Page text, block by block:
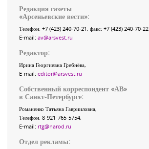
Редакция газеты
«Арсеньевские вести»:
Телефон: +7 (423) 240-70-21, факс: +7 (423) 240-70-22
E-mail: av@arsvest.ru
Редактор:
Ирина Георгиевна Гребнёва,
E-mail: editor@arsvest.ru
Собственный корреспондент «АВ»
в Санкт-Петербурге:
Романенко Татьяна Гаврииловна,
Телефон: 8-921-765-5754,
E-mail: rtg@narod.ru
Отдел рекламы: